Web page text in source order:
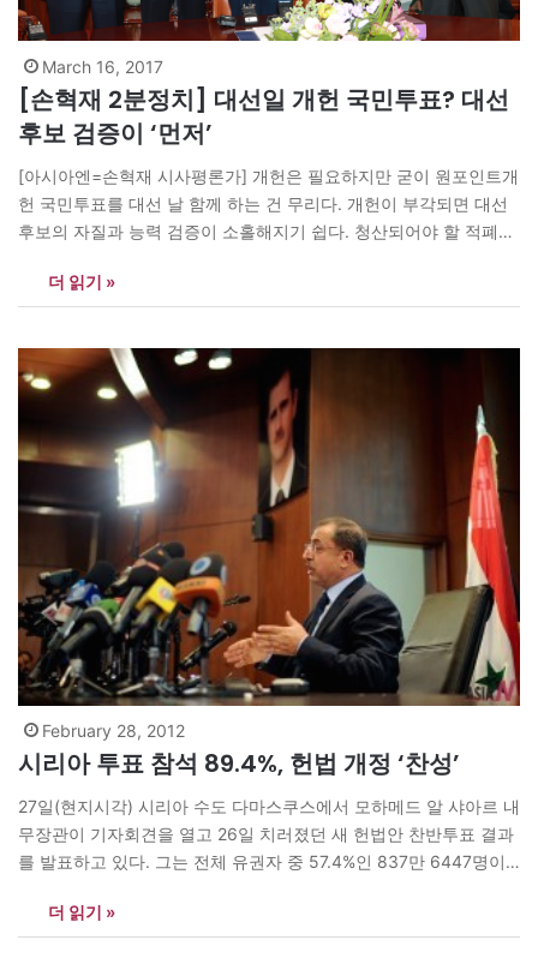
March 16, 2017
[손혁재 2분정치] 대선일 개헌 국민투표? 대선
후보 검증이 ‘먼저’
[아시아엔=손혁재 시사평론가] 개헌은 필요하지만 굳이 원포인트개
헌 국민투표를 대선 날 함께 하는 건 무리다. 개헌이 부각되면 대선
후보의 자질과 능력 검증이 소홀해지기 쉽다. 청산되어야 할 적폐의
국회에서 개헌한다는 결의안을 국회가 의결하면 된다.
더 읽기 »
February 28, 2012
시리아 투표 참석 89.4%, 헌법 개정 ‘찬성’
27일(현지시각) 시리아 수도 다마스쿠스에서 모하메드 알 샤아르 내
무장관이 기자회견을 열고 26일 치러졌던 새 헌법안 찬반투표 결과
를 발표하고 있다. 그는 전체 유권자 중 57.4%인 837만 6447명이
며 9%가 반대했다고 밝혔으며 “일부 지역에서 테러리스트의 위협에
도 매우 높은 투표율을 기록했다”고 평했다. 한편 시리아 야권과 서
더 읽기 »